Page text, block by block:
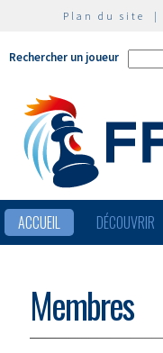
Plan du site |
Rechercher un joueur
ACCUEIL DÉCOUVRIR
Membres